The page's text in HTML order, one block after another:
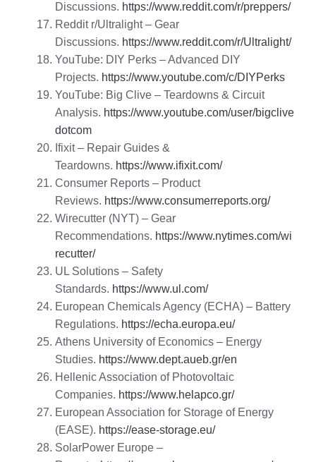
Discussions. https://www.reddit.com/r/preppers/
Reddit r/Ultralight – Gear
Discussions. https://www.reddit.com/r/Ultralight/
YouTube: DIY Perks – Advanced DIY
Projects. https://www.youtube.com/c/DIYPerks
YouTube: Big Clive – Teardowns & Circuit
Analysis. https://www.youtube.com/user/bigclive
dotcom
Ifixit – Repair Guides &
Teardowns. https://www.ifixit.com/
Consumer Reports – Product
Reviews. https://www.consumerreports.org/
Wirecutter (NYT) – Gear
Recommendations. https://www.nytimes.com/wi
recutter/
UL Solutions – Safety
Standards. https://www.ul.com/
European Chemicals Agency (ECHA) – Battery
Regulations. https://echa.europa.eu/
Athens University of Economics – Energy
Studies. https://www.dept.aueb.gr/en
Hellenic Association of Photovoltaic
Companies. https://www.helapco.gr/
European Association for Storage of Energy
(EASE). https://ease-storage.eu/
SolarPower Europe –